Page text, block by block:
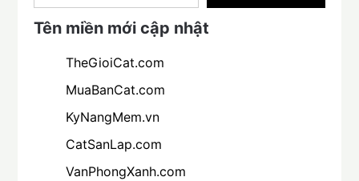
Tên miền mới cập nhật
TheGioiCat.com
MuaBanCat.com
KyNangMem.vn
CatSanLap.com
VanPhongXanh.com